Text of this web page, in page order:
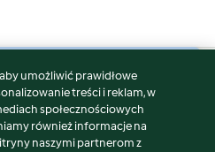
umożliwić prawidłowe
treści i reklam, w
społecznościowych
również informacje na
naszymi partnerom z